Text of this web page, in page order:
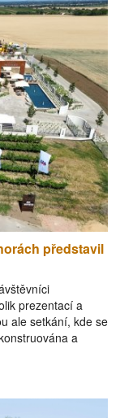
představil
prezentací a
ale setkání, kde se
a